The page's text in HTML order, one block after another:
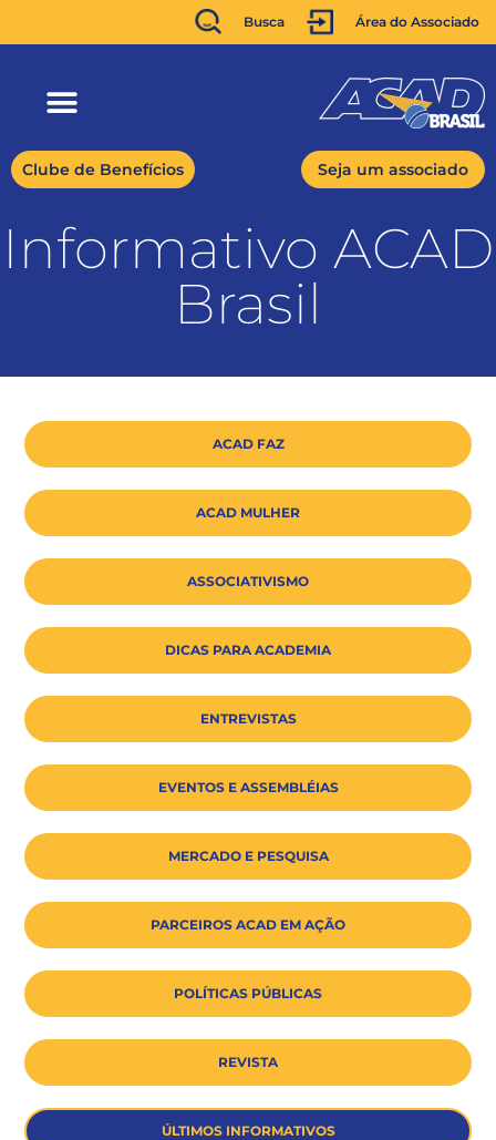
Busca Área do Associado
Clube de Benefícios Seja um associado
Informativo ACAD
Brasil
ACAD FAZ
ACAD MULHER
ASSOCIATIVISMO
DICAS PARA ACADEMIA
ENTREVISTAS
EVENTOS E ASSEMBLÉIAS
MERCADO E PESQUISA
PARCEIROS ACAD EM AÇÃO
POLÍTICAS PÚBLICAS
REVISTA
ÚLTIMOS INFORMATIVOS